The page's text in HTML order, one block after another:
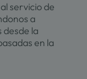
servicio de
a
desde la
en la